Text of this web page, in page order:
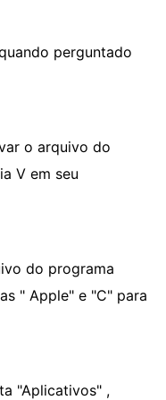
perguntado
o arquivo do
V em seu
do programa
" Apple" e "C" para
"Aplicativos" ,